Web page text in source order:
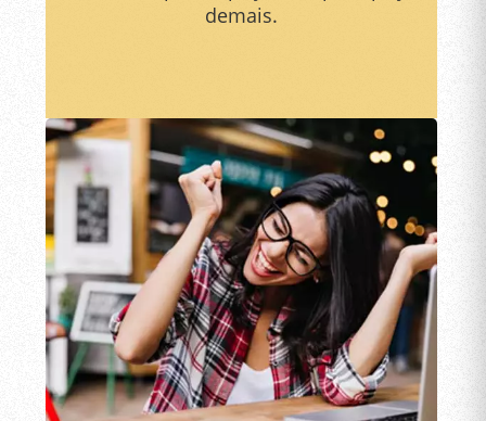
demais.